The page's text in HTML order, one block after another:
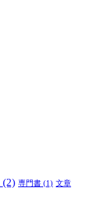
(2) 専門書 (1) 文章